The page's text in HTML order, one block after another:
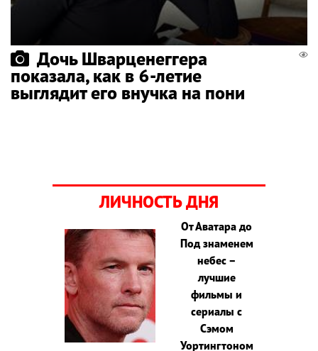
Дочь Шварценеггера
показала, как в 6-летие
выглядит его внучка на пони
ЛИЧНОСТЬ ДНЯ
От Аватара до
Под знаменем
небес –
лучшие
фильмы и
сериалы с
Сэмом
Уортингтоном